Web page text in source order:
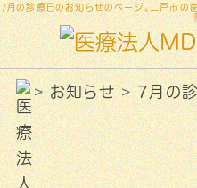
7月の診療日のお知らせのページ。二戸市の
お知らせ 7月の